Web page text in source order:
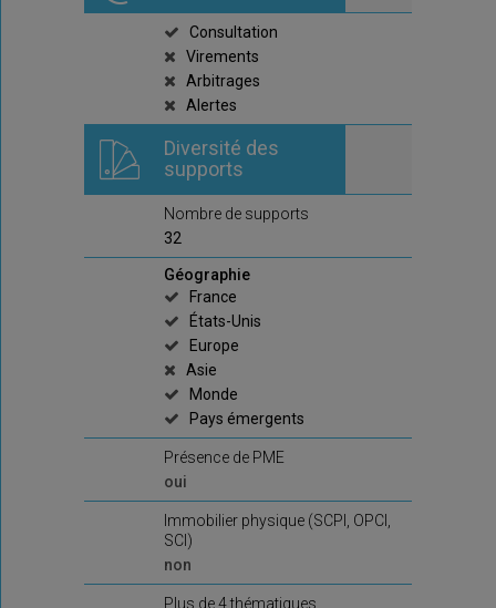
Consultation
Virements
Arbitrages
Alertes
Diversité des
supports
Nombre de supports
32
Géographie
France
États-Unis
Europe
Asie
Monde
Pays émergents
Présence de PME
oui
Immobilier physique (SCPI, OPCI,
SCI)
non
Plus de 4 thématiques